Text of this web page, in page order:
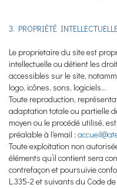
3. PROPRIÉTÉ
Le proprietaire du site est
intellectuelle ou détient les
accessibles sur le site,
logo, icônes, sons, logiciels…
Toute reproduction,
adaptation totale ou partielle
moyen ou le procédé utilisé,
préalable à l'email :
Toute exploitation non
éléments qu’il contient sera
contrefaçon et poursuivie
L.335-2 et suivants du Code